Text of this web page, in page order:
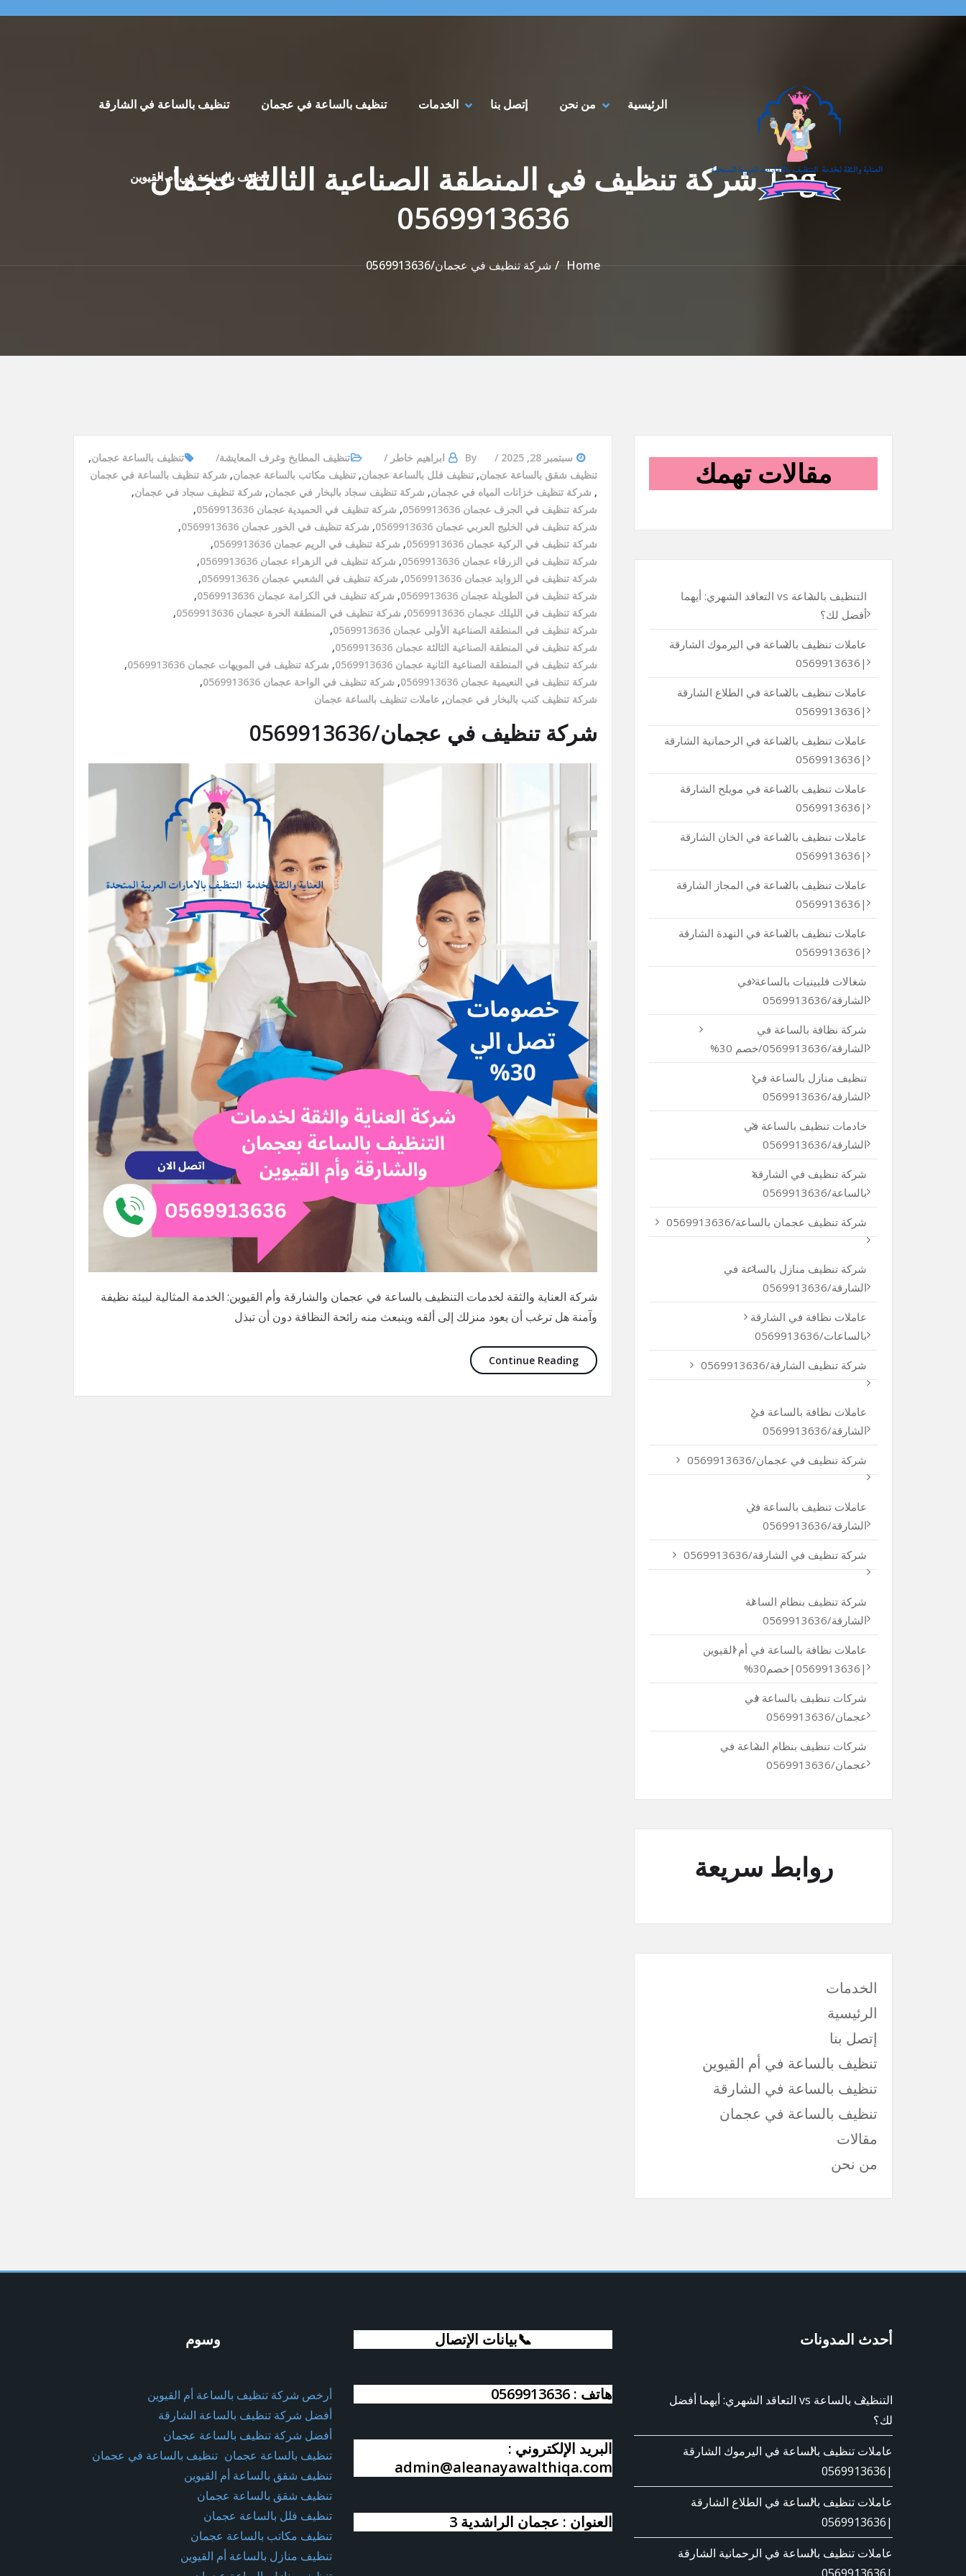
الرئيسية من نحن إتصل بنا الخدمات تنظيف بالساعة في عجمان تنظيف بالساعة في الشارقة
تنظيف بالساعة في أم القيوين
Tag شركة تنظيف في المنطقة الصناعية الثالثة عجمان
0569913636
Home شركة تنظيف في عجمان/0569913636
سبتمبر 28, 2025 By ابراهيم خاطر تنظيف المطابخ وغرف المعايشة تنظيف بالساعة عجمان,
تنظيف شقق بالساعة عجمان, تنظيف فلل بالساعة عجمان, تنظيف مكاتب بالساعة عجمان, شركة تنظيف بالساعة في عجمان
, شركة تنظيف خزانات المياه في عجمان, شركة تنظيف سجاد بالبخار في عجمان, شركة تنظيف سجاد في عجمان,
شركة تنظيف في الجرف عجمان 0569913636
, شركة تنظيف في الحميدية عجمان 0569913636
,
شركة تنظيف في الخليج العربي عجمان 0569913636
, شركة تنظيف في الخور عجمان 0569913636
,
شركة تنظيف في الركية عجمان 0569913636
, شركة تنظيف في الريم عجمان 0569913636
,
شركة تنظيف في الزرقاء عجمان 0569913636
, شركة تنظيف في الزهراء عجمان 0569913636
,
شركة تنظيف في الزوايد عجمان 0569913636
, شركة تنظيف في الشعبي عجمان 0569913636
,
شركة تنظيف في الطويلة عجمان 0569913636
, شركة تنظيف في الكرامة عجمان 0569913636
,
شركة تنظيف في الليلك عجمان 0569913636
, شركة تنظيف في المنطقة الحرة عجمان 0569913636
,
شركة تنظيف في المنطقة الصناعية الأولى عجمان 0569913636
,
شركة تنظيف في المنطقة الصناعية الثالثة عجمان 0569913636
,
شركة تنظيف في المنطقة الصناعية الثانية عجمان 0569913636
, شركة تنظيف في المويهات عجمان 0569913636
,
شركة تنظيف في النعيمية عجمان 0569913636
, شركة تنظيف في الواحة عجمان 0569913636
,
شركة تنظيف كنب بالبخار في عجمان, عاملات تنظيف بالساعة عجمان
شركة تنظيف في عجمان/0569913636
شركة العناية والثقة لخدمات التنظيف بالساعة في عجمان والشارقة وأم القيوين: الخدمة المثالية لبيئة نظيفة
وآمنة هل ترغب أن يعود منزلك إلى ألقه وينبعث منه رائحة النظافة دون أن تبذل
Continue Reading
مقالات تهمك
التنظيف بالساعة vs التعاقد الشهري: أيهما
أفضل لك؟
عاملات تنظيف بالساعة في اليرموك الشارقة
|0569913636
عاملات تنظيف بالساعة في الطلاع الشارقة
|0569913636
عاملات تنظيف بالساعة في الرحمانية الشارقة
|0569913636
عاملات تنظيف بالساعة في مويلح الشارقة
|0569913636
عاملات تنظيف بالساعة في الخان الشارقة
|0569913636
عاملات تنظيف بالساعة في المجاز الشارقة
|0569913636
عاملات تنظيف بالساعة في النهدة الشارقة
|0569913636
شغالات فلبينيات بالساعة في
الشارقة/0569913636
شركة نظافة بالساعة في
الشارقة/0569913636/خصم 30%
تنظيف منازل بالساعة في
الشارقة/0569913636
خادمات تنظيف بالساعة في
الشارقة/0569913636
شركة تنظيف في الشارقة
بالساعة/0569913636
شركة تنظيف عجمان بالساعة/0569913636
شركة تنظيف منازل بالساعة في
الشارقة/0569913636
عاملات نظافة في الشارقة
بالساعات/0569913636
شركة تنظيف الشارقة/0569913636
عاملات نظافة بالساعة في
الشارقة/0569913636
شركة تنظيف في عجمان/0569913636
عاملات تنظيف بالساعة في
الشارقة/0569913636
شركة تنظيف في الشارقة/0569913636
شركة تنظيف بنظام الساعة
الشارقة/0569913636
عاملات نظافة بالساعة في أم القيوين
|0569913636|خصم30%
شركات تنظيف بالساعة في
عجمان/0569913636
شركات تنظيف بنظام الساعة في
عجمان/0569913636
روابط سريعة
الخدمات
الرئيسية
إتصل بنا
تنظيف بالساعة في أم القيوين
تنظيف بالساعة في الشارقة
تنظيف بالساعة في عجمان
مقالات
من نحن
وسوم
أرخص شركة تنظيف بالساعة أم القيوين
أفضل شركة تنظيف بالساعة الشارقة
أفضل شركة تنظيف بالساعة عجمان
تنظيف بالساعة عجمان تنظيف بالساعة في عجمان
تنظيف شقق بالساعة أم القيوين
تنظيف شقق بالساعة عجمان
تنظيف فلل بالساعة عجمان
تنظيف مكاتب بالساعة عجمان
تنظيف منازل بالساعة أم القيوين
📞بيانات الإتصال
هاتف : 0569913636
البريد الإلكتروني :
admin@aleanayawalthiqa.com
العنوان : عجمان الراشدية 3
أحدث المدونات
التنظيف بالساعة vs التعاقد الشهري: أيهما أفضل
لك؟
عاملات تنظيف بالساعة في اليرموك الشارقة
|0569913636
عاملات تنظيف بالساعة في الطلاع الشارقة
|0569913636
عاملات تنظيف بالساعة في الرحمانية الشارقة